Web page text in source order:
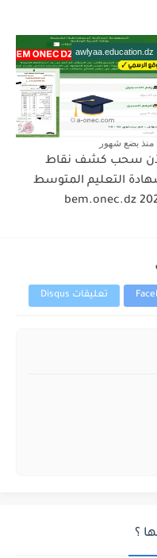
awlyaa.education.dz
منذ بضع شهور
سحب كشف نقاط
التعليم المتوسط
2026
تعليقات Disqus
؟